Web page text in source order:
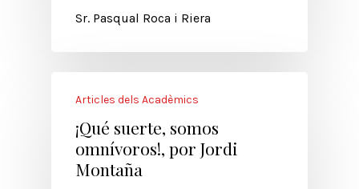
Sr. Pasqual Roca i Riera
Articles dels Acadèmics
¡Qué suerte, somos
omnívoros!, por Jordi
Montaña